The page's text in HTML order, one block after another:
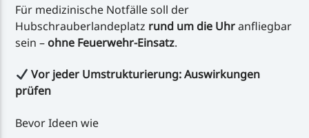
Für medizinische Notfälle soll der
Hubschrauberlandeplatz rund um die Uhranfliegbar
sein – ohne Feuerwehr-Einsatz.
Vor jeder Umstrukturierung: Auswirkungen
prüfen
Bevor Ideen wie